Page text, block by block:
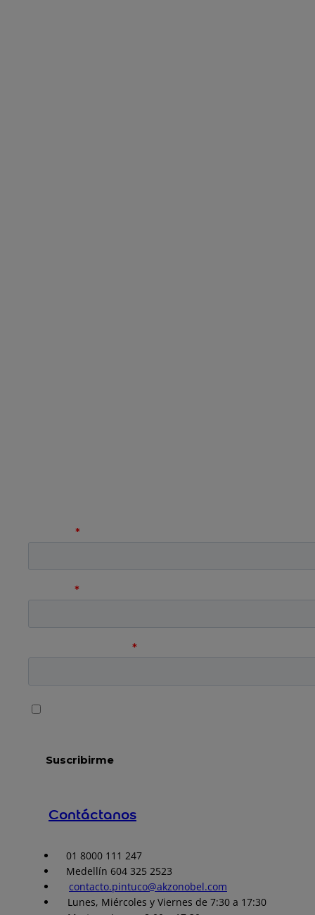
Contáctanos
01 8000 111 247
Medellín 604 325 2523
contacto.pintuco@akzonobel.com
Lunes, Miércoles y Viernes de 7:30 a 17:30